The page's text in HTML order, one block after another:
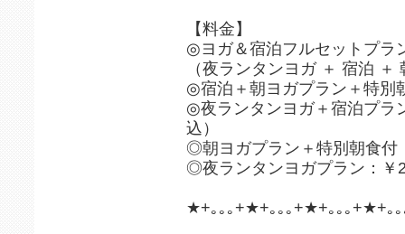
【料金】
◎ヨガ＆宿泊フルセットプラ
（夜ランタンヨガ ＋ 宿泊
◎宿泊＋朝ヨガプラン＋特別
◎夜ランタンヨガ＋宿泊プラ
込）
◎朝ヨガプラン＋特別朝食付
◎夜ランタンヨガプラン：￥
★+｡｡｡+★+｡｡｡+★+｡｡｡+★+｡